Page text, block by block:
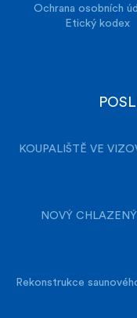
Ochrana osobních
Etický kodex
KOUPALIŠTĚ VE
NOVÝ
Rekonstrukce